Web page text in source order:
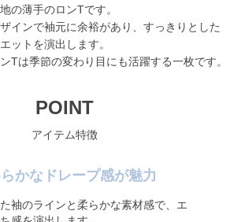
の薄手のロンTです。
インで袖元に余裕があり、すっきりとした
ットを演出します。
Tは季節の変わり目にも活躍する一枚です。
POINT
アイテム特徴
かなドレープ感が魅力
袖のラインと柔らかな素材感で、エ